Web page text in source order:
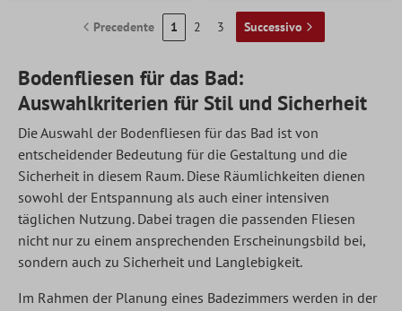
Precedente 1 2 3 Successivo
Bodenfliesen für das Bad:
Auswahlkriterien für Stil und Sicherheit
Die Auswahl der Bodenfliesen für das Bad ist von
entscheidender Bedeutung für die Gestaltung und die
Sicherheit in diesem Raum. Diese Räumlichkeiten dienen
sowohl der Entspannung als auch einer intensiven
täglichen Nutzung. Dabei tragen die passenden Fliesen
nicht nur zu einem ansprechenden Erscheinungsbild bei,
sondern auch zu Sicherheit und Langlebigkeit.
Im Rahmen der Planung eines Badezimmers werden in der